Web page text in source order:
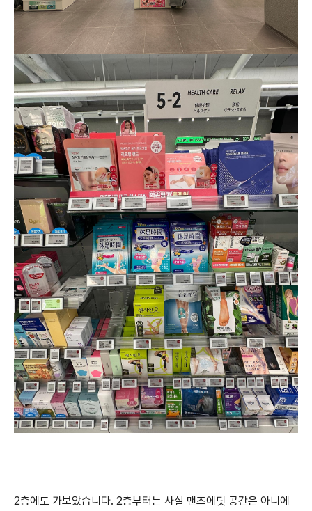
2층에도 가보았습니다. 2층부터는 사실 맨즈에딧 공간은 아니에